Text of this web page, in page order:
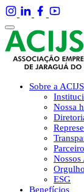
Sobre a ACIJS
Nossa
Nossos
ESG
Benefícios